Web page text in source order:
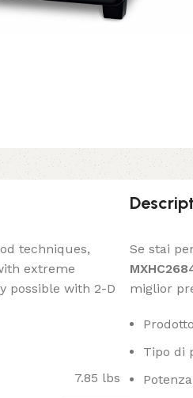
techniques,
extreme
possible with 2-D
7.85 lbs
Se stai
miglior
Tipo di